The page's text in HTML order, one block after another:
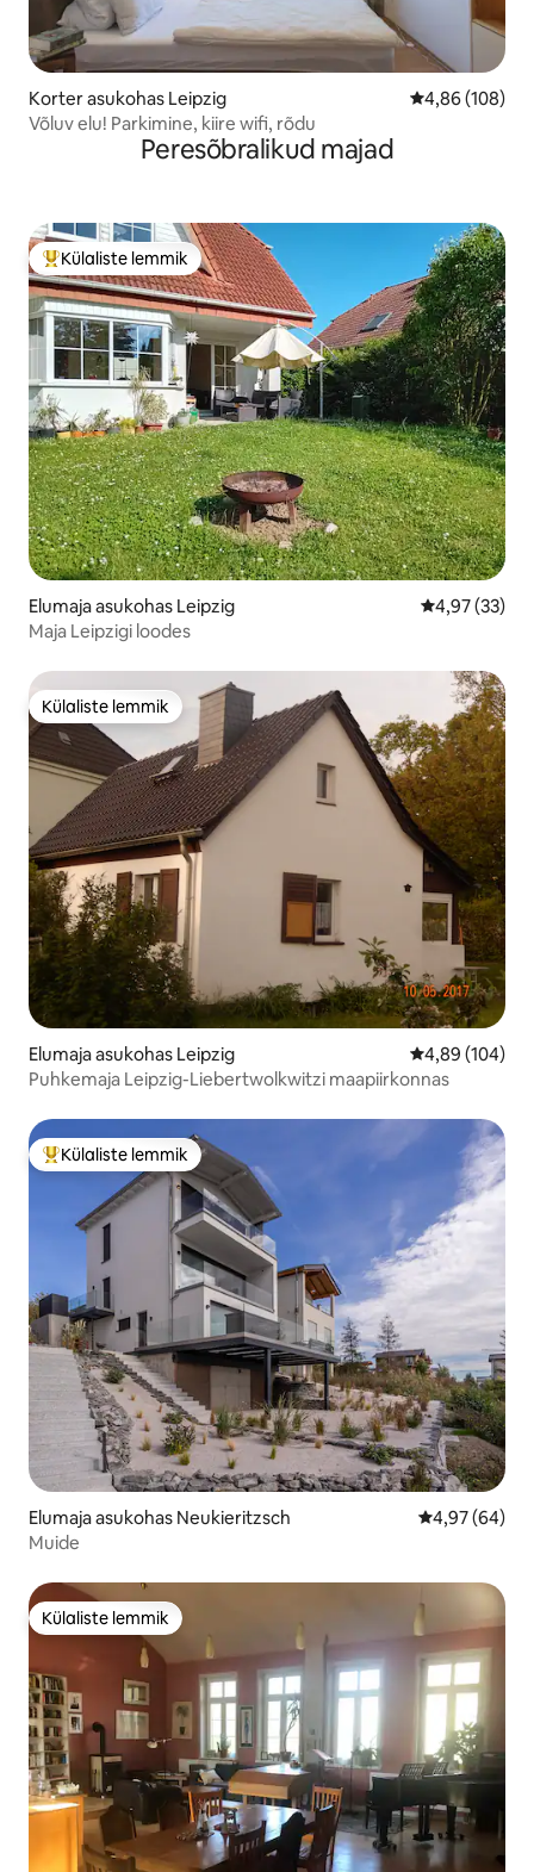
Korter asukohas Leipzig Keskmine
4,86 (108)
Võluv elu! Parkimine, kiire wifi, rõdu
Peresõbralikud majad
Külaliste suur lemmik
Külaliste lemmik
Elumaja asukohas Leipzig Keskmine
4,97 (33)
Maja Leipzigi loodes
Külaliste lemmik
Külaliste lemmik
Elumaja asukohas Leipzig Keskmine
4,89 (104)
Puhkemaja Leipzig-Liebertwolkwitzi maapiirkonnas
Külaliste suur lemmik
Külaliste lemmik
Elumaja asukohas Neukieritzsch Keskmine
4,97 (64)
Muide
Külaliste lemmik
Külaliste lemmik